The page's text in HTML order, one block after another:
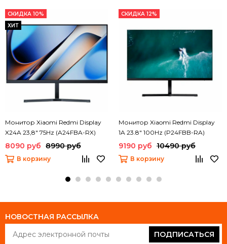
СКИДКА 10%
ХИТ
Монитор Xiaomi Redmi Display
X24A 23,8" 75Hz (A24FBA-RX)
8090 руб 8990 руб
В корзину
СКИДКА 12%
Монитор Xiaomi Redmi Display
1A 23.8" 100Hz (P24FBB-RA)
9190 руб 10490 руб
В корзину
НОВОСТНАЯ РАССЫЛКА
ПОДПИСАТЬСЯ